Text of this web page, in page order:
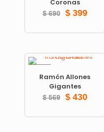
Coronas
$690 $399
Ramón Allones
Gigantes
$569 $430